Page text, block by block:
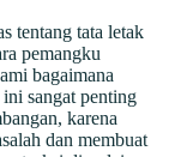
tentang tata letak
pemangku
bagaimana
sangat penting
karena
dan membuat